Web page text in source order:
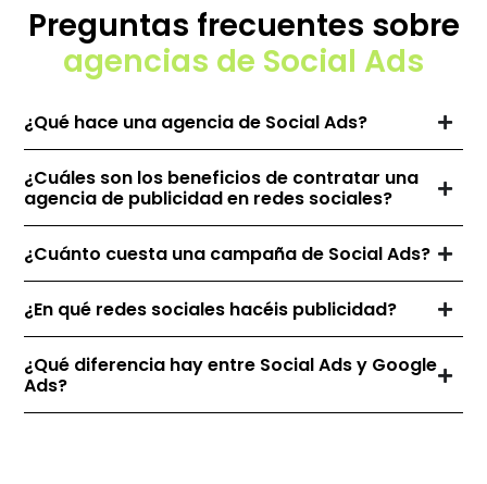
Preguntas frecuentes sobre
agencias de Social Ads
¿Qué hace una agencia de Social Ads?
¿Cuáles son los beneficios de contratar una
agencia de publicidad en redes sociales?
¿Cuánto cuesta una campaña de Social Ads?
¿En qué redes sociales hacéis publicidad?
¿Qué diferencia hay entre Social Ads y Google
Ads?